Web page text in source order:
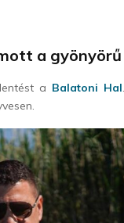
a
a Balatoni Hal